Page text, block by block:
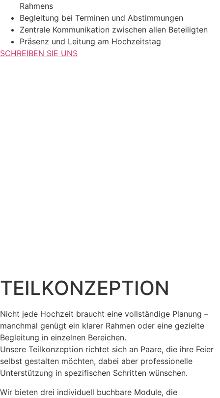
Rahmens
Begleitung bei Terminen und Abstimmungen
Zentrale Kommunikation zwischen allen Beteiligten
Präsenz und Leitung am Hochzeitstag
SCHREIBEN SIE UNS
TEILKONZEPTION
Nicht jede Hochzeit braucht eine vollständige Planung –
manchmal genügt ein klarer Rahmen oder eine gezielte
Begleitung in einzelnen Bereichen.
Unsere Teilkonzeption richtet sich an Paare, die ihre Feier
selbst gestalten möchten, dabei aber professionelle
Unterstützung in spezifischen Schritten wünschen.
Wir bieten drei individuell buchbare Module, die